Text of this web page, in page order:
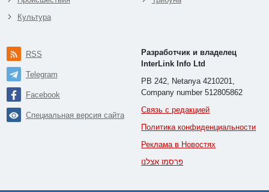
Культура
RSS
Telegram
Facebook
Специальная версия сайта
Разработчик и владелец
InterLink Info Ltd
PB 242, Netanya 4210201,
Company number 512805862
Связь с редакцией
Политика конфиденциальности
Реклама в Новостях
פרסמו אצלנו